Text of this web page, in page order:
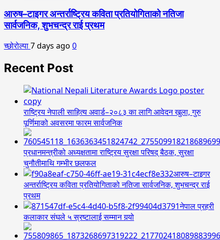
आरुष–टाइगर अन्तर्राष्ट्रिय कविता प्रतियोगिताको नतिजा
सार्वजनिक, शुभचन्द्र राई प्रथम
च्छोरोल्पा7 days ago 0
Recent Post
राष्ट्रिय नेपाली साहित्य अवार्ड–२०८३ का लागि आवेदन खुला, गुरु
पूर्णिमाको अवसरमा फारम सार्वजनिक
प्रधानमन्त्रीको अध्यक्षतामा राष्ट्रिय सुरक्षा परिषद् बैठक, सुरक्षा
चुनौतीमाथि गम्भीर छलफल
आरुष–टाइगर
अन्तर्राष्ट्रिय कविता प्रतियोगिताको नतिजा सार्वजनिक, शुभचन्द्र राई
प्रथम
नेपाल प्रहरी
कलाकार संघले ५ स्रष्टालाई सम्मान गर्‍यो